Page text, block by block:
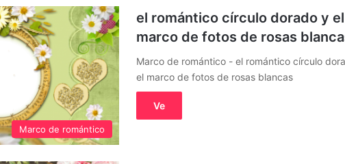
Marco de romántico
el romántico círculo dorado y el
marco de fotos de rosas
Marco de romántico - el romántico círculo
el marco de fotos de rosas blancas
Ve